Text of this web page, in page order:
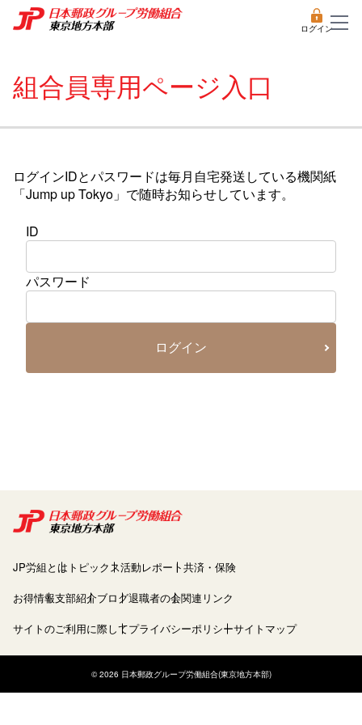
ログイン
組合員専用ページ入口
ログインIDとパスワードは毎月自宅発送している機関紙
「Jump up Tokyo」で随時お知らせしています。
ID
パスワード
ログイン
JP労組とは トピックス活動レポート共済・保険
お得情報支部紹介ブログ退職者の会関連リンク
サイトのご利用に際してプライバシーポリシーサイトマップ
© 2026 日本郵政グループ労働組合(東京地方本部)